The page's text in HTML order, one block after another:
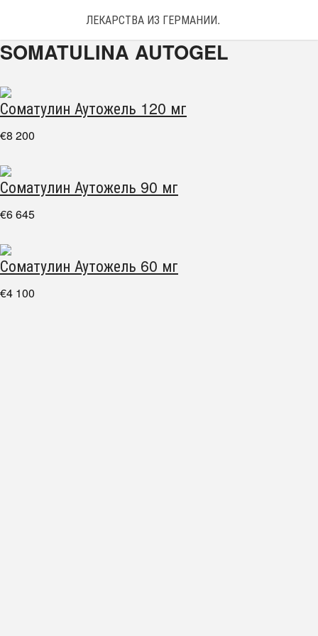
ЛЕКАРСТВА ИЗ ГЕРМАНИИ. ЗАКАЗАТЬ
SOMATULINA AUTOGEL
Соматулин Аутожель 120 мг
€8 200
Соматулин Аутожель 90 мг
€6 645
Соматулин Аутожель 60 мг
€4 100